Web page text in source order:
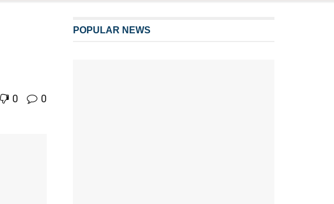
0 0
POPULAR NEWS